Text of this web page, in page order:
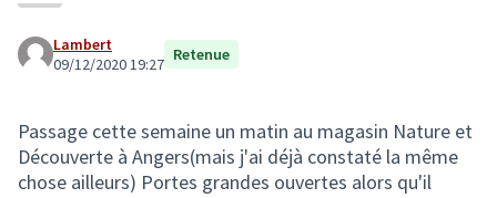
Lambert
09/12/2020 19:27 Retenue
Passage cette semaine un matin au magasin Nature et
Découverte à Angers(mais j'ai déjà constaté la même
chose ailleurs) Portes grandes ouvertes alors qu'il